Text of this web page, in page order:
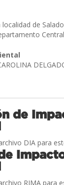
localidad de
de
DIA para
RIMA para